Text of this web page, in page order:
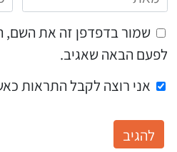
שמור בדפדפן זה את השם,
לפעם הבאה שאגיב.
אני רוצה לקבל התראות